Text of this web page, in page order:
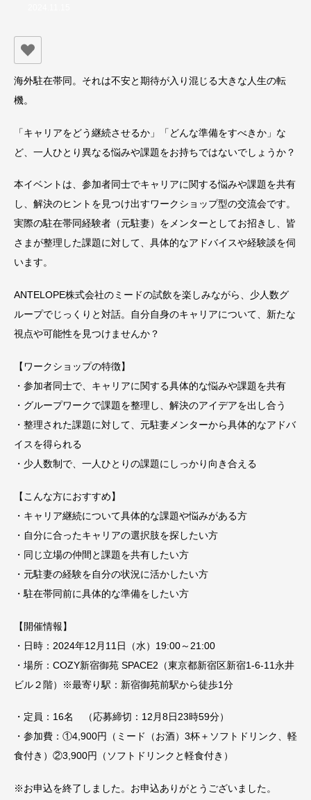
海外駐在帯同。それは不安と期待が入り混じる大きな人生の転
機。
「キャリアをどう継続させるか」「どんな準備をすべきか」な
ど、一人ひとり異なる悩みや課題をお持ちではないでしょうか？
本イベントは、参加者同士でキャリアに関する悩みや課題を共有
し、解決のヒントを見つけ出すワークショップ型の交流会です。
実際の駐在帯同経験者（元駐妻）をメンターとしてお招きし、皆
さまが整理した課題に対して、具体的なアドバイスや経験談を伺
います。
ANTELOPE株式会社のミードの試飲を楽しみながら、少人数グ
ループでじっくりと対話。自分自身のキャリアについて、新たな
視点や可能性を見つけませんか？
【ワークショップの特徴】
・参加者同士で、キャリアに関する具体的な悩みや課題を共有
・グループワークで課題を整理し、解決のアイデアを出し合う
・整理された課題に対して、元駐妻メンターから具体的なアドバ
イスを得られる
・少人数制で、一人ひとりの課題にしっかり向き合える
【こんな方におすすめ】
・キャリア継続について具体的な課題や悩みがある方
・自分に合ったキャリアの選択肢を探したい方
・同じ立場の仲間と課題を共有したい方
・元駐妻の経験を自分の状況に活かしたい方
・駐在帯同前に具体的な準備をしたい方
【開催情報】
・日時：2024年12月11日（水）19:00～21:00
・場所：COZY新宿御苑 SPACE2（東京都新宿区新宿1-6-11永井
ビル２階）※最寄り駅：新宿御苑前駅から徒歩1分
・定員：16名 （応募締切：12月8日23時59分）
・参加費：①4,900円（ミード（お酒）3杯＋ソフトドリンク、軽
食付き）②3,900円（ソフトドリンクと軽食付き）
※お申込を終了しました。お申込ありがとうございました。